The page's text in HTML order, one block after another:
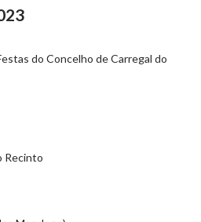
do Concelho de Carregal do
Recinto